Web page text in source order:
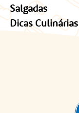
Salgadas
Dicas Culinárias